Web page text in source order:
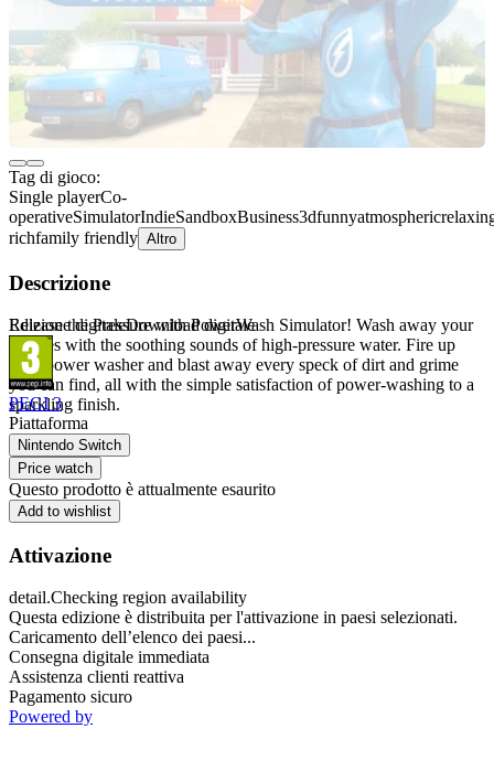
Tag di gioco:
Single playerCo-
operativeSimulatorIndieSandboxBusiness3dfunnyatmospheric
richfamily friendly Altro
Descrizione
Release the Pressure with PowerWash Simulator! Wash away your
worries with the soothing sounds of high-pressure water. Fire up
your power washer and blast away every speck of dirt and grime
you can find, all with the simple satisfaction of power-washing to a
sparkling finish.
Edizione digitaleDownload digitale
PEGI 3
Piattaforma
Nintendo Switch
Price watch
Questo prodotto è attualmente esaurito
Add to wishlist
Attivazione
detail.Checking region availability
Questa edizione è distribuita per l'attivazione in paesi selezionati.
Caricamento dell’elenco dei paesi...
Consegna digitale immediata
Assistenza clienti reattiva
Pagamento sicuro
Powered by